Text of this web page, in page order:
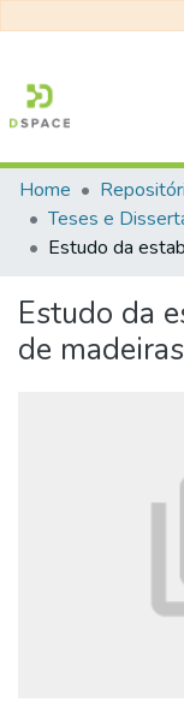
Communities &
All of DSpace
Statistics
Home
Estudo da
de